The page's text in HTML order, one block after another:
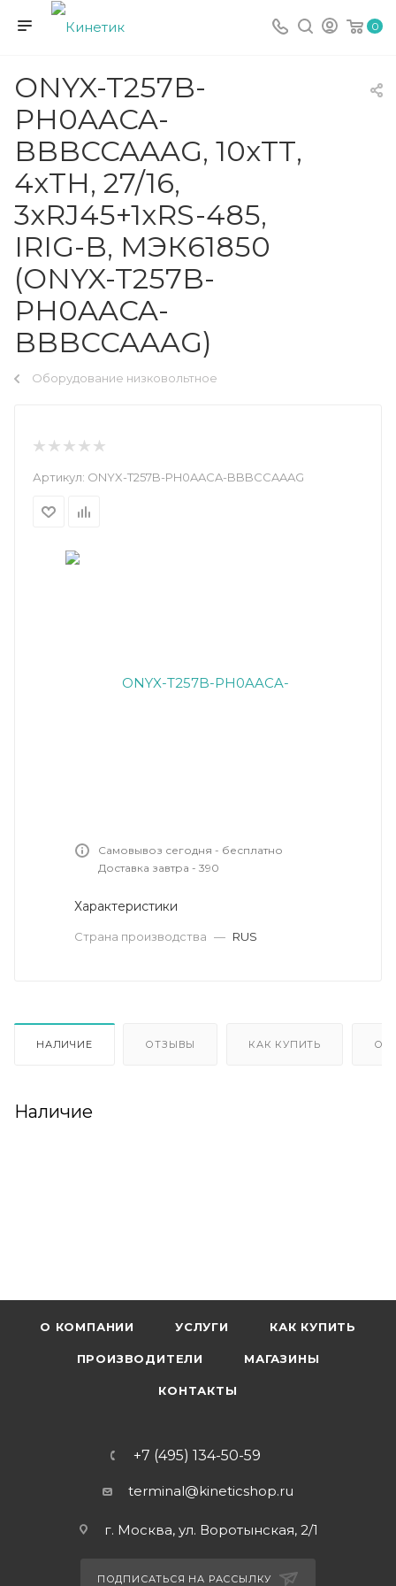
0
ONYX-T257B-
PH0AACA-
BBBCCAAAG, 10xТТ,
4xТН, 27/16,
3xRJ45+1xRS-485,
IRIG-B, МЭК61850
(ONYX-T257B-
PH0AACA-
BBBCCAAAG)
Оборудование низковольтное
Артикул: ONYX-T257B-PH0AACA-BBBCCAAAG
Самовывоз сегодня - бесплатно
Доставка завтра - 390
Характеристики
Страна производства — RUS
НАЛИЧИЕ ОТЗЫВЫ КАК КУПИТЬ
Наличие
О КОМПАНИИ УСЛУГИ КАК КУПИТЬ
ПРОИЗВОДИТЕЛИ МАГАЗИНЫ
КОНТАКТЫ
+7 (495) 134-50-59
terminal@kineticshop.ru
г. Москва, ул. Воротынская, 2/1
ПОДПИСАТЬСЯ НА РАССЫЛКУ